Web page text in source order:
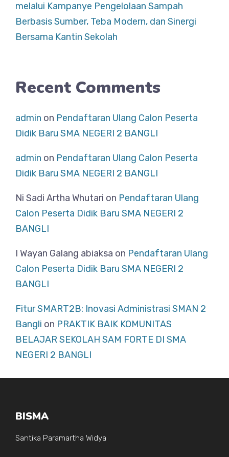
melalui Kampanye Pengelolaan Sampah
Berbasis Sumber, Teba Modern, dan Sinergi
Bersama Kantin Sekolah
Recent Comments
admin on Pendaftaran Ulang Calon Peserta
Didik Baru SMA NEGERI 2 BANGLI
admin on Pendaftaran Ulang Calon Peserta
Didik Baru SMA NEGERI 2 BANGLI
Ni Sadi Artha Whutari on Pendaftaran Ulang
Calon Peserta Didik Baru SMA NEGERI 2
BANGLI
I Wayan Galang abiaksa on Pendaftaran Ulang
Calon Peserta Didik Baru SMA NEGERI 2
BANGLI
Fitur SMART2B: Inovasi Administrasi SMAN 2
Bangli on PRAKTIK BAIK KOMUNITAS
BELAJAR SEKOLAH SAM FORTE DI SMA
NEGERI 2 BANGLI
BISMA
Santika Paramartha Widya